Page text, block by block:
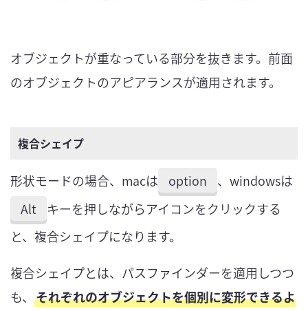
オブジェクトが重なっている部分を抜きます。前面
のオブジェクトのアピアランスが適用されます。
複合シェイプ
形状モードの場合、macは option
、windowsは
Alt
キーを押しながらアイコンをクリックする
と、複合シェイプになります。
複合シェイプとは、パスファインダーを適用しつつ
も、 それぞれのオブジェクトを個別に変形できるよ